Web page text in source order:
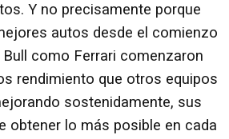
Y no precisamente porque
autos desde el comienzo
Bull como Ferrari comenzaron
rendimiento que otros equipos
sostenidamente, sus
obtener lo más posible en cada